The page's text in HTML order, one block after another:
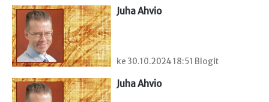
Juha Ahvio
ke 30.10.2024 18:51 Blogit
Juha Ahvio